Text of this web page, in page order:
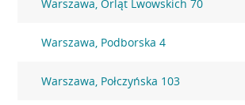
Warszawa, Orląt Lwowskich 70
Warszawa, Podborska 4
Warszawa, Połczyńska 103